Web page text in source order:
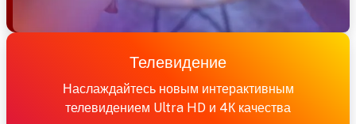
Телевидение
Наслаждайтесь новым интерактивным
телевидением Ultra HD и 4К качества